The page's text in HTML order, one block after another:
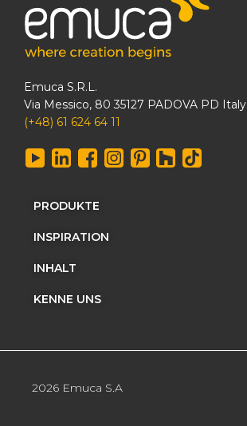
Emuca S.R.L.
Via Messico, 80 35127 PADOVA PD Italy
(+48) 61 624 64 11
PRODUKTE
INSPIRATION
INHALT
KENNE UNS
2026 Emuca S.A